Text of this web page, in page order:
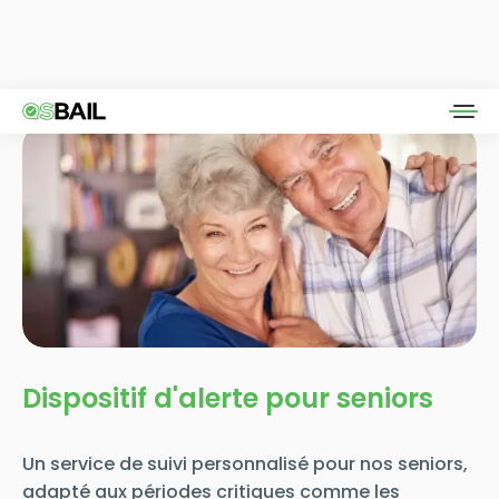
Dispositif d'alerte pour seniors
Un service de suivi personnalisé pour nos seniors,
adapté aux périodes critiques comme les